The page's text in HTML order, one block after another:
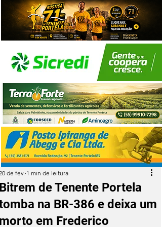
de Tenente Portela
na BR-386 e deixa um
em Frederico
de fev. 1 min de leitura